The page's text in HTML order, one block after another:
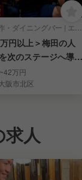
居酒屋, 創作・ダイニングバー | エリアマネージャー
円以上＞梅田の人
次のステージへ導く
集
万円
阪市北区
求人